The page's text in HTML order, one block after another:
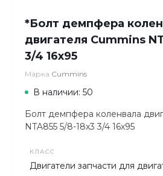
*Болт демпфера
двигателя Cummins
3/4 16х95
Марка Cummins
В наличии: 50
Болт демпфера коленвала
NTA855 5/8-18x3 3/4 16х95
КЛАСС
Двигатели запчасти для